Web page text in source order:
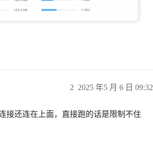
2025 年5 月 6 日 09:32
2
接还连在上面，直接跑的话是限制不住